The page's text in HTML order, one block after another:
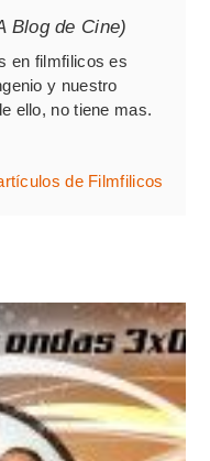
Blog de Cine)
en filmfilicos es
y nuestro
ello, no tiene mas.
de Filmfilicos